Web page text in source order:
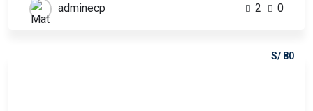
adminecp 2 0
S/ 80